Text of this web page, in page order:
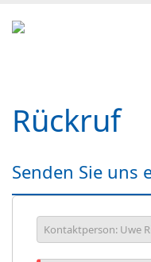
Rückruf
Senden Sie uns